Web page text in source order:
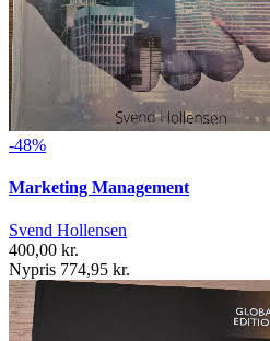
-48%
Marketing Management
Svend Hollensen
400,00 kr.
Nypris 774,95 kr.